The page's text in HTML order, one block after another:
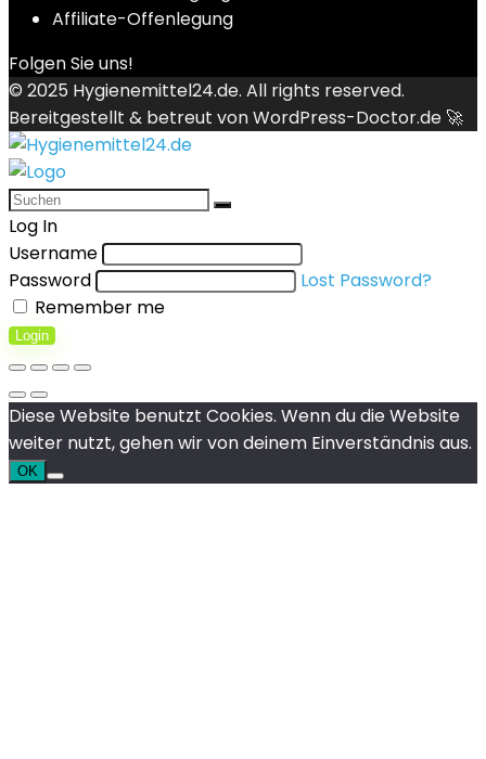
Affiliate-Offenlegung
Folgen Sie uns!
© 2025 Hygienemittel24.de. All rights reserved.
Bereitgestellt & betreut vonWordPress-Doctor.de 🚀
Log In
Username
Password
Lost Password?
Remember me
Login
Diese Website benutzt Cookies. Wenn du die Website
weiter nutzt, gehen wir von deinem Einverständnis aus.
OK